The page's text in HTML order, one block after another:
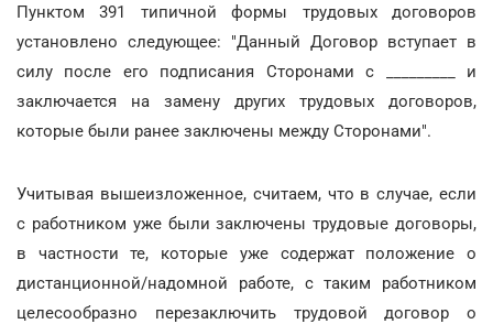
Пунктом 391 типичной формы трудовых договоров
установлено следующее: "Данный Договор вступает в
силу после его подписания Сторонами с _________ и
заключается на замену других трудовых договоров,
которые были ранее заключены между Сторонами".
Учитывая вышеизложенное, считаем, что в случае, если
с работником уже были заключены трудовые договоры,
в частности те, которые уже содержат положение о
дистанционной/надомной работе, с таким работником
целесообразно перезаключить трудовой договор о